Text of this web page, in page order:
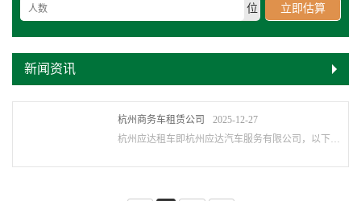
位
立即估算
新闻资讯
杭州商务车租赁公司
2025-12-27
杭州应达租车即杭州应达汽车服务有限公司，以下是其相关介绍： 杭州会议租车公司，浙江···